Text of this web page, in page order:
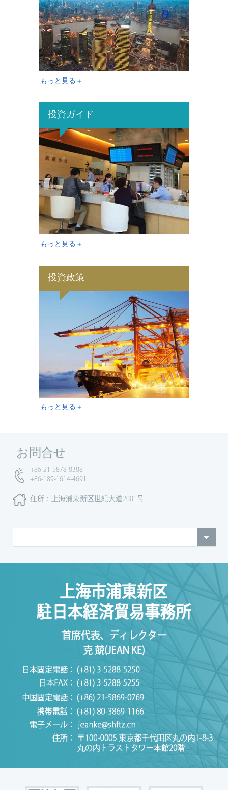
もっと見る +
投資ガイド
もっと見る +
投資政策
もっと見る +
お問合せ
+86-21-5878-8388
+86-189-1614-4691
住所：上海浦東新区世紀大道2001号